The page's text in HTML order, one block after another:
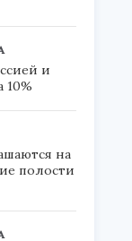
и
10%
на
полости